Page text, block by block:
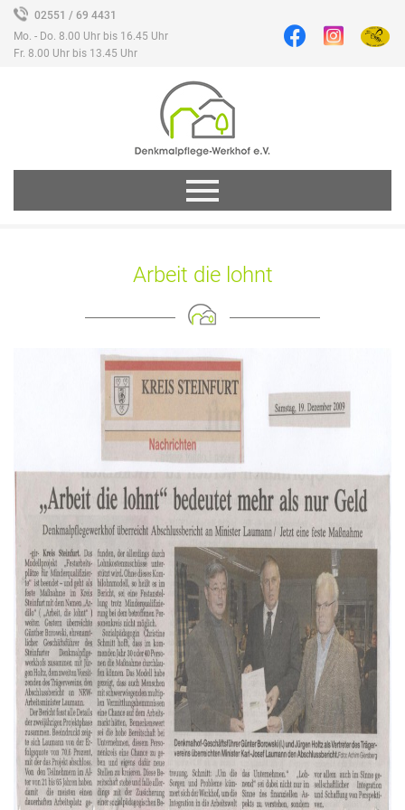
02551 / 69 4431
Mo. - Do. 8.00 Uhr bis 16.45 Uhr
Fr. 8.00 Uhr bis 13.45 Uhr
Arbeit die lohnt